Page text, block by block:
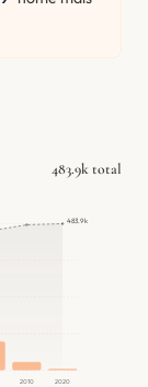
483.9k total
2010 2020
483.9k